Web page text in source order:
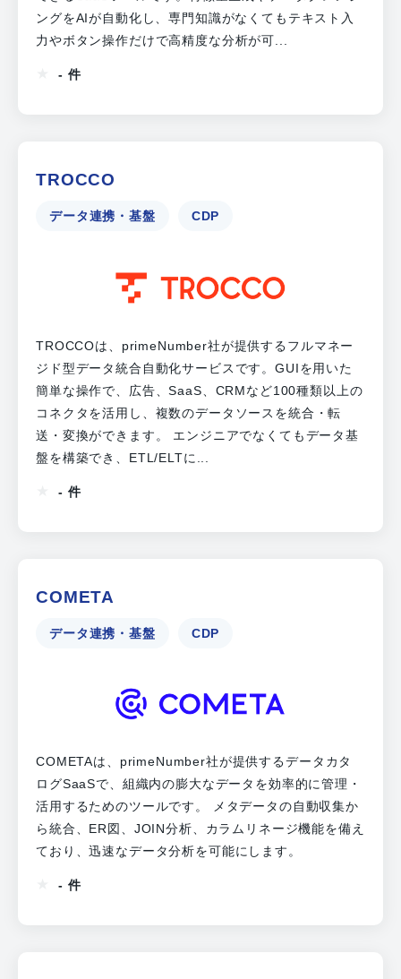
ングをAIが自動化し、専門知識がなくてもテキスト入
力やボタン操作だけで高精度な分析が可...
- 件
TROCCO
データ連携・基盤 CDP
TROCCOは、primeNumber社が提供するフルマネー
ジド型データ統合自動化サービスです。GUIを用いた
簡単な操作で、広告、SaaS、CRMなど100種類以上の
コネクタを活用し、複数のデータソースを統合・転
送・変換ができます。 エンジニアでなくてもデータ基
盤を構築でき、ETL/ELTに...
- 件
COMETA
データ連携・基盤 CDP
COMETAは、primeNumber社が提供するデータカタ
ログSaaSで、組織内の膨大なデータを効率的に管理・
活用するためのツールです。 メタデータの自動収集か
ら統合、ER図、JOIN分析、カラムリネージ機能を備え
ており、迅速なデータ分析を可能にします。
- 件